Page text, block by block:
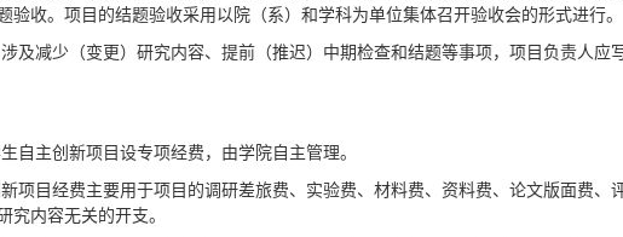
验收。项目的结题验收采用以院（系）和学科为单位集体召开验收会的形式进行。
及减少（变更）研究内容、提前（推迟）中期检查和结题等事项，项目负责人应
自主创新项目设专项经费，由学院自主管理。
项目经费主要用于项目的调研差旅费、实验费、材料费、资料费、论文版面费、
究内容无关的开支。